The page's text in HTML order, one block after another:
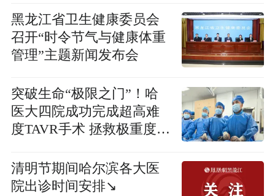
黑龙江省卫生健康委员会
召开“时令节气与健康体重
管理”主题新闻发布会
突破生命“极限之门”！哈
医大四院成功完成超高难
度TAVR手术 拯救极重度主
清明节期间哈尔滨各大医
院出诊时间安排↘